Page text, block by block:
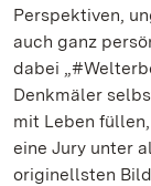
Perspektiven,
auch ganz
dabei
Denkmäler
mit Leben
eine Jury unter
originellsten